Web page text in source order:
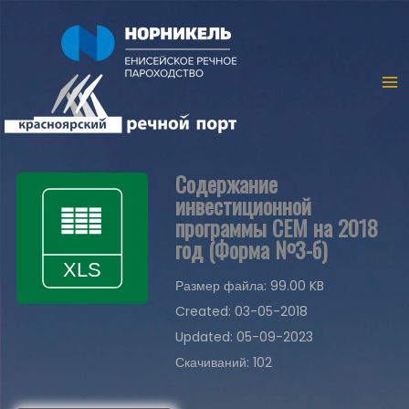
Содержание
инвестиционной
программы СЕМ на 2018
год (Форма №3-б)
Размер файла: 99.00 KB
Created: 03-05-2018
Updated: 05-09-2023
Скачиваний: 102